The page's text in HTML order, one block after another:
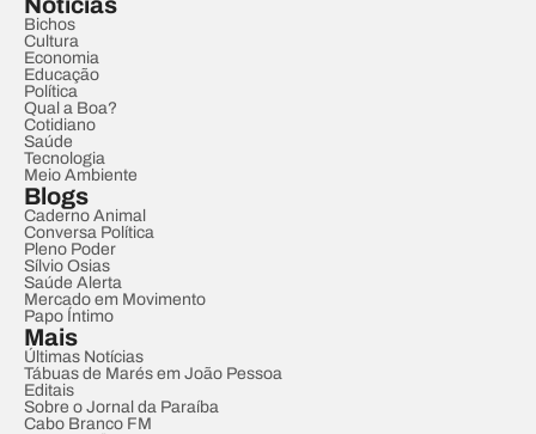
Bichos
Cultura
Economia
Educação
Política
Qual a Boa?
Cotidiano
Saúde
Tecnologia
Meio Ambiente
Blogs
Caderno Animal
Conversa Política
Pleno Poder
Sílvio Osias
Saúde Alerta
Mercado em Movimento
Papo Íntimo
Mais
Últimas Notícias
Tábuas de Marés em João Pessoa
Editais
Sobre o Jornal da Paraíba
Cabo Branco FM